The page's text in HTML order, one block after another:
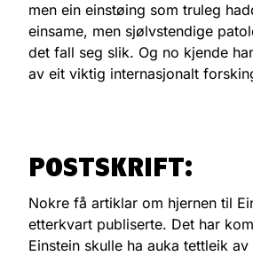
men ein einstøing som truleg
einsame, men sjølvstendige
det fall seg slik. Og no kjende
av eit viktig internasjonalt
POSTSKRIFT:
Nokre få artiklar om hjernen til
etterkvart publiserte. Det har
Einstein skulle ha auka tettleik